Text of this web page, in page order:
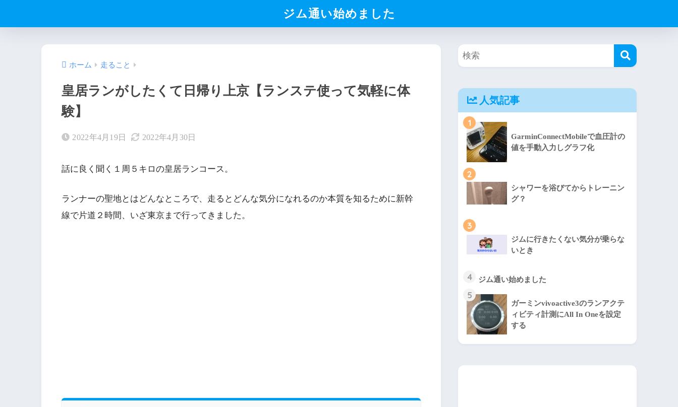
ジム通い始めました
ホーム 走ること
皇居ランがしたくて日帰り上京【ランステ使って気軽に体
験】
2022年4月19日 2022年4月30日
話に良く聞く１周５キロの皇居ランコース。
ランナーの聖地とはどんなところで、走るとどんな気分になれるのか本質を知るために新幹
線で片道２時間、いざ東京まで行ってきました。
人気記事
1
GarminConnectMobileで血圧計の
値を手動入力しグラフ化
2
シャワーを浴びてからトレーニン
グ？
3
ジムに行きたくない気分が乗らな
いとき
4 ジム通い始めました
5
ガーミンvivoactive3のランアクテ
ィビティ計測にAll In Oneを設定
する